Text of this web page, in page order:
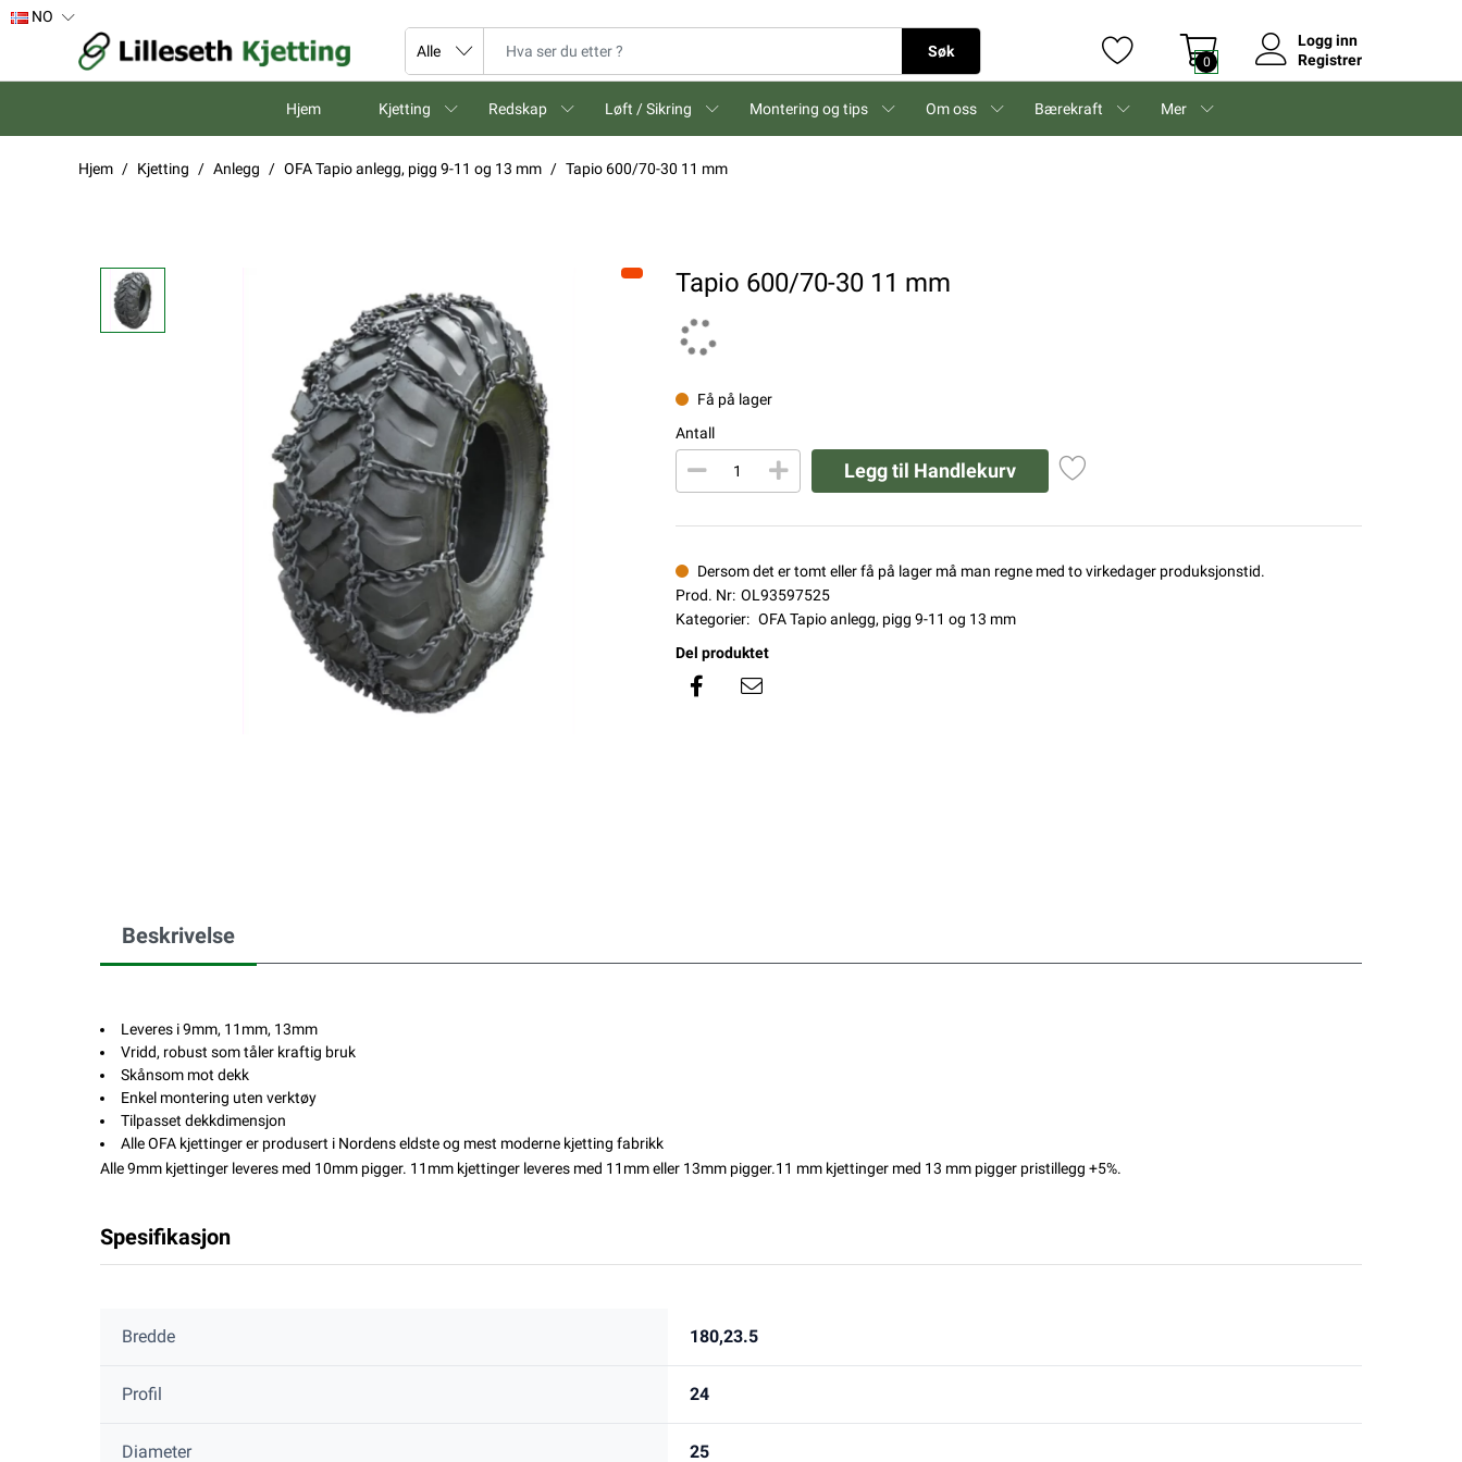
NO
Søk
0
Logg inn
Registrer
Hjem Kjetting Redskap Løft / Sikring Montering og tips Om oss Bærekraft Mer
Hjem Kjetting Anlegg OFA Tapio anlegg, pigg 9-11 og 13 mm Tapio 600/70-30 11 mm
Tapio 600/70-30 11 mm
Få på lager
Antall
Legg til Handlekurv
Dersom det er tomt eller få på lager må man regne med to virkedager produksjonstid.
Prod. Nr: OL93597525
Kategorier: OFA Tapio anlegg, pigg 9-11 og 13 mm
Del produktet
Beskrivelse
Leveres i 9mm, 11mm, 13mm
Vridd, robust som tåler kraftig bruk
Skånsom mot dekk
Enkel montering uten verktøy
Tilpasset dekkdimensjon
Alle OFA kjettinger er produsert i Nordens eldste og mest moderne kjetting fabrikk
Alle 9mm kjettinger leveres med 10mm pigger. 11mm kjettinger leveres med 11mm eller 13mm pigger.11 mm kjettinger med 13 mm pigger pristillegg +5%.
Spesifikasjon
Bredde 180,23.5
Profil 24
Diameter 25